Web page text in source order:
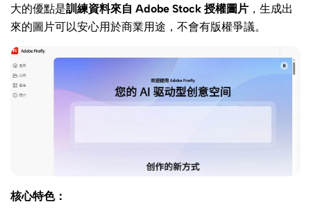
大的優點是訓練資料來自 Adobe Stock 授權圖片 ，生成出
來的圖片可以安心用於商業用途，不會有版權爭議。
核心特色：